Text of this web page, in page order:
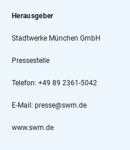
Herausgeber
Stadtwerke München GmbH
Pressestelle
Telefon: +49 89 2361-5042
E-Mail: presse@swm.de
www.swm.de